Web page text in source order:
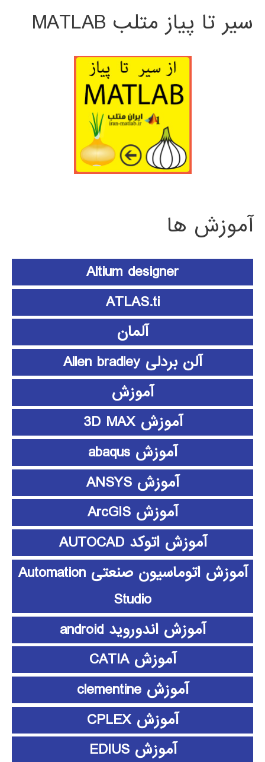
سیر تا پیاز متلب MATLAB
آموزش ها
Altium designer
ATLAS.ti
آلمان
آلن بردلی Allen bradley
آموزش
آموزش 3D MAX
آموزش abaqus
آموزش ANSYS
آموزش ArcGIS
آموزش اتوکد AUTOCAD
آموزش اتوماسیون صنعتی Automation
Studio
آموزش اندوروید android
آموزش CATIA
آموزش clementine
آموزش CPLEX
آموزش EDIUS